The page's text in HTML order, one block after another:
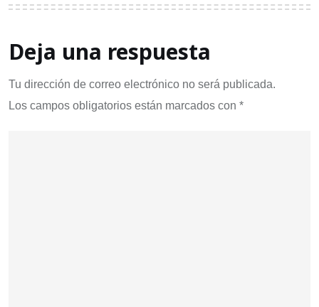
Deja una respuesta
Tu dirección de correo electrónico no será publicada.
Los campos obligatorios están marcados con *